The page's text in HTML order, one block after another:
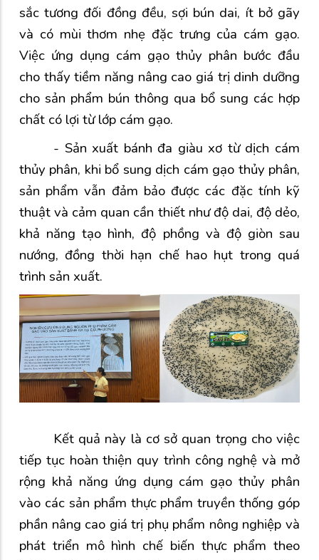
sắc tương đối đồng đều, sợi bún dai, ít bở gãy
và có mùi thơm nhẹ đặc trưng của cám gạo.
Việc ứng dụng cám gạo thủy phân bước đầu
cho thấy tiềm năng nâng cao giá trị dinh dưỡng
cho sản phẩm bún thông qua bổ sung các hợp
chất có lợi từ lớp cám gạo.
- Sản xuất bánh đa giàu xơ từ dịch cám
thủy phân, khi bổ sung dịch cám gạo thủy phân,
sản phẩm vẫn đảm bảo được các đặc tính kỹ
thuật và cảm quan cần thiết như độ dai, độ dẻo,
khả năng tạo hình, độ phồng và độ giòn sau
nướng, đồng thời hạn chế hao hụt trong quá
trình sản xuất.
Kết quả này là cơ sở quan trọng cho việc
tiếp tục hoàn thiện quy trình công nghệ và mở
rộng khả năng ứng dụng cám gạo thủy phân
vào các sản phẩm thực phẩm truyền thống góp
phần nâng cao giá trị phụ phẩm nông nghiệp và
phát triển mô hình chế biến thực phẩm theo